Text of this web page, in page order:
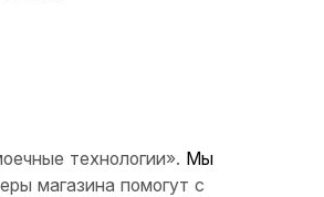
технологии». Мы
магазина помогут с